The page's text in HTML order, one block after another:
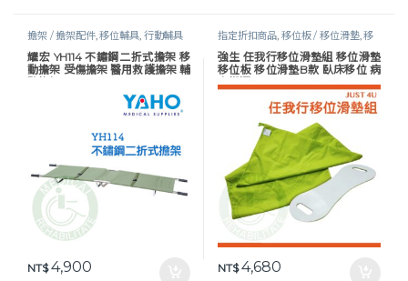
擔架 / 擔架配件,移位輔具, 行動輔具
耀宏 YH114 不鏽鋼二折式擔架 移
動擔架 受傷擔架 醫用救護擔架 輔
NT$4,900
指定折扣商品, 移位板 / 移位滑墊,移
位輔具,移位輔具,行動輔具 ,長照專區
強生 任我行移位滑墊組 移位滑墊
移位板 移位滑墊B款 臥床移位 病
人搬運 TV123SET JUST 4U
NT$4,680